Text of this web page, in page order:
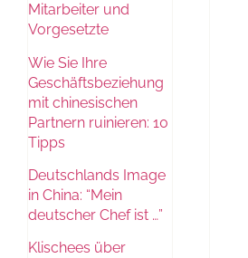
Mitarbeiter und
Vorgesetzte
Wie Sie Ihre
Geschäftsbeziehung
mit chinesischen
Partnern ruinieren: 10
Tipps
Deutschlands Image
in China: “Mein
deutscher Chef ist …”
Klischees über